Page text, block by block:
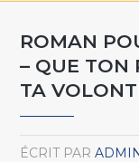
ROMAN
– QUE TON
TA
ÉCRIT PAR